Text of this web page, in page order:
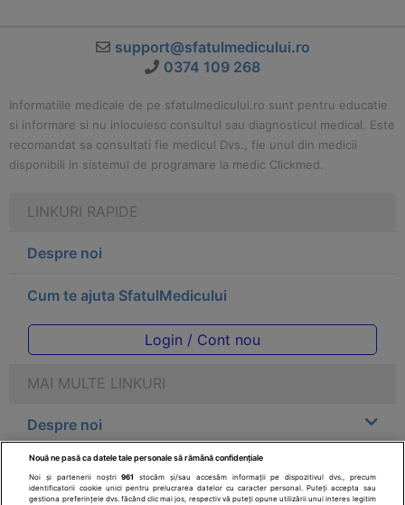
support@sfatulmedicului.ro
0374 109 268
Informatiile medicale de pe sfatulmedicului.ro sunt pentru educatie
si informare si nu inlocuiesc consultul sau diagnosticul medical. Este
recomandat sa consultati fie medicul Dvs., fie unul din medicii
disponibili in sistemul de programare la medic Clickmed.
LINKURI RAPIDE
Despre noi
Cum te ajuta SfatulMedicului
Login / Cont nou
MAI MULTE LINKURI
Despre noi
Legal
Nouă ne pasă ca datele tale personale să rămână confidențiale
Noi și partenerii noștri961
stocăm și/sau accesăm informații pe dispozitivul dvs., precum
identificatorii cookie unici pentru prelucrarea datelor cu caracter personal. Puteți accepta sau
gestiona preferințele dvs. făcând clic mai jos, respectiv vă puteți opune utilizării unui interes legitim